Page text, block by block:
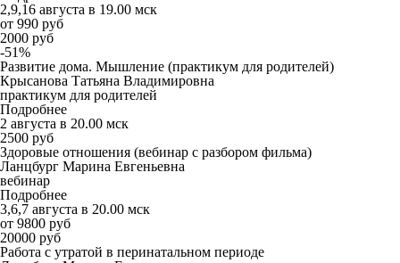
2,9,16 августа в 19.00 мск
от 990 руб
2000 руб
-51%
Развитие дома. Мышление (практикум для родителей)
Крысанова Татьяна Владимировна
практикум для родителей
Подробнее
2 августа в 20.00 мск
2500 руб
Здоровые отношения (вебинар с разбором фильма)
Ланцбург Марина Евгеньевна
вебинар
Подробнее
3,6,7 августа в 20.00 мск
от 9800 руб
20000 руб
Работа с утратой в перинатальном периоде